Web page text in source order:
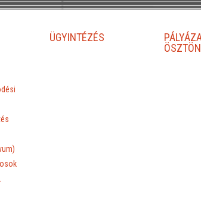
ÜGYINTÉZÉS